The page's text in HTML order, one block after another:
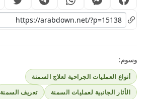
وسوم:
أنواع العمليات الجراحية لعلاج السمنة
الأثار الجانبية لعمليات السمنة
تعريف السمنة